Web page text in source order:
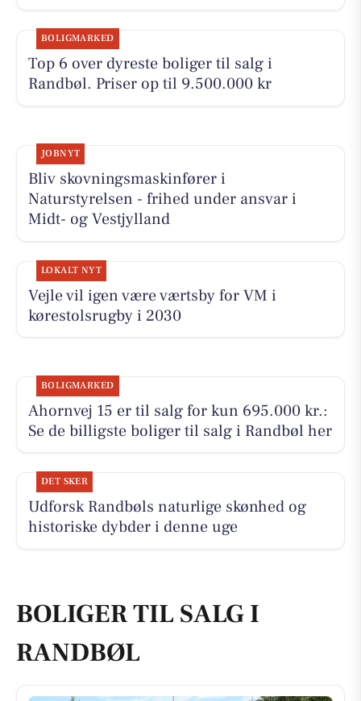
BOLIGMARKED
Top 6 over dyreste boliger til salg i
Randbøl. Priser op til 9.500.000 kr
JOBNYT
Bliv skovningsmaskinfører i
Naturstyrelsen - frihed under ansvar i
Midt- og Vestjylland
LOKALT NYT
Vejle vil igen være værtsby for VM i
kørestolsrugby i 2030
BOLIGMARKED
Ahornvej 15 er til salg for kun 695.000 kr.:
Se de billigste boliger til salg i Randbøl her
DET SKER
Udforsk Randbøls naturlige skønhed og
historiske dybder i denne uge
BOLIGER TIL SALG I
RANDBØL